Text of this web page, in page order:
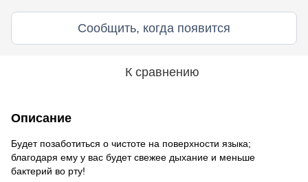
Сообщить, когда появится
К сравнению
Описание
Будет позаботиться о чистоте на поверхности языка;
благодаря ему у вас будет свежее дыхание и меньше
бактерий во рту!